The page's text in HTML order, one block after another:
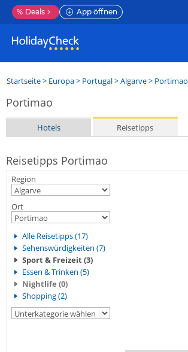
% Deals App öffnen
Startseite> Europa> Portugal>Algarve> Portimao
Portimao
Hotels Reisetipps
Reisetipps Portimao
Region
Ort
Alle Reisetipps (17)
Sehenswürdigkeiten (7)
Sport & Freizeit (3)
Essen & Trinken (5)
Nightlife (0)
Shopping (2)